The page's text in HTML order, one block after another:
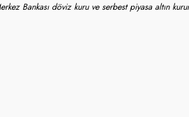
Bankası döviz kuru ve serbest piyasa altın